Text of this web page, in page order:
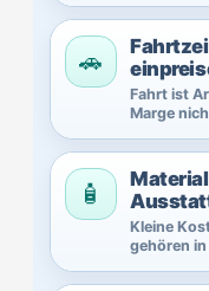
🚗
Fahrt ist
Marge
🧴
Kleine
gehören in